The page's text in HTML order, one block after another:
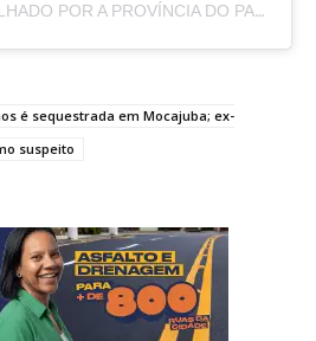
UM POST COMPARTILHADO POR A PROVÍNCIA DO PARÁ (@APROVINCIADOPARA)
é sequestrada em Mocajuba; ex-
suspeito